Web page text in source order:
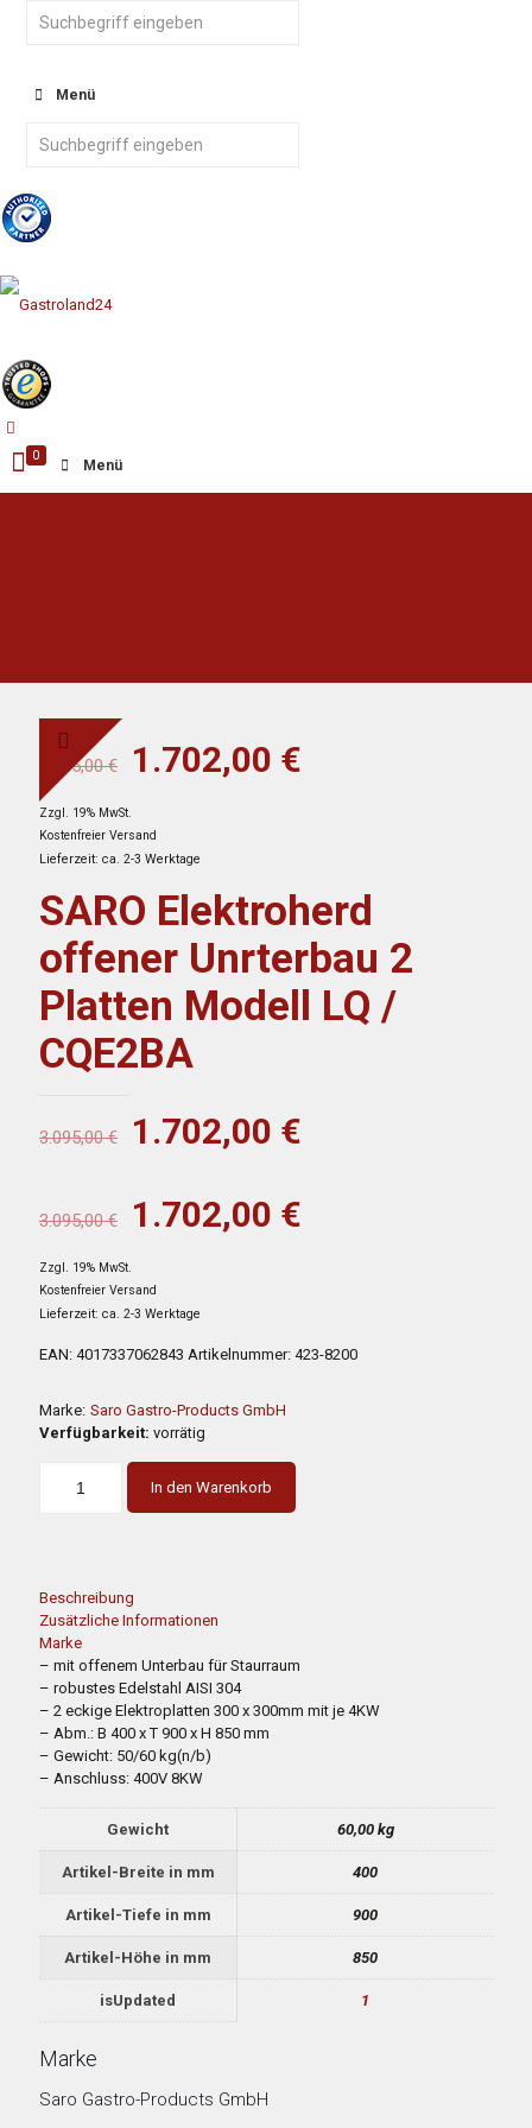
Menü
0
Menü
3.095,00€
Ursprünglicher
war:
3.095,00 €
1.702,00 €
Zzgl. 19% MwSt.
Kostenfreier Versand
Lieferzeit: ca. 2-3 Werktage
SARO Elektroherd
offener Unrterbau 2
Platten Modell LQ /
CQE2BA
3.095,00€
Ursprünglicher
war:
3.095,00 €
1.702,00 €
3.095,00€
Ursprünglicher
war:
3.095,00 €
1.702,00 €
Zzgl. 19% MwSt.
Kostenfreier Versand
Lieferzeit: ca. 2-3 Werktage
EAN: 4017337062843 Artikelnummer: 423-8200
Marke: Saro Gastro-Products GmbH
Verfügbarkeit: vorrätig
In den Warenkorb
Beschreibung
Zusätzliche Informationen
Marke
– mit offenem Unterbau für Staurraum
– robustes Edelstahl AISI 304
– 2 eckige Elektroplatten 300 x 300mm mit je 4KW
– Abm.: B 400 x T 900 x H 850 mm
– Gewicht: 50/60 kg(n/b)
– Anschluss: 400V 8KW
Gewicht 60,00 kg
Artikel-Breite in mm 400
Artikel-Tiefe in mm 900
Artikel-Höhe in mm 850
isUpdated 1
Marke
Saro Gastro-Products GmbH